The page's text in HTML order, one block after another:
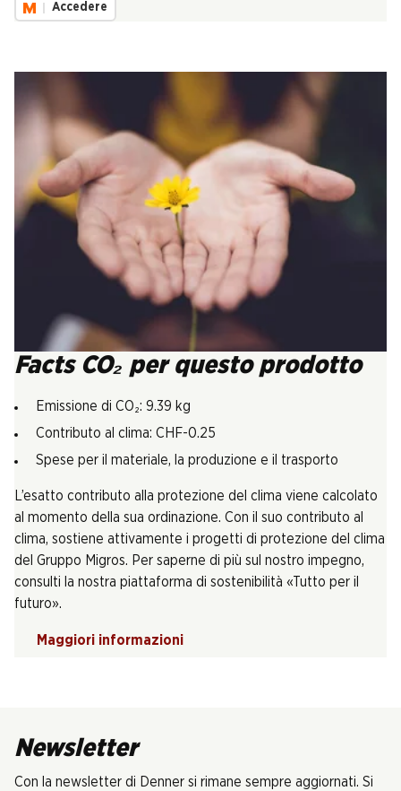
Accedere
Facts CO₂ per questo prodotto
Emissione di CO₂: 9.39 kg
Contributo al clima: CHF-0.25
Spese per il materiale, la produzione e il trasporto
L’esatto contributo alla protezione del clima viene calcolato
al momento della sua ordinazione. Con il suo contributo al
clima, sostiene attivamente i progetti di protezione del clima
del Gruppo Migros. Per saperne di più sul nostro impegno,
consulti la nostra piattaforma di sostenibilità «Tutto per il
futuro».
Maggiori informazioni
Newsletter
Con la newsletter di Denner si rimane sempre aggiornati. Si